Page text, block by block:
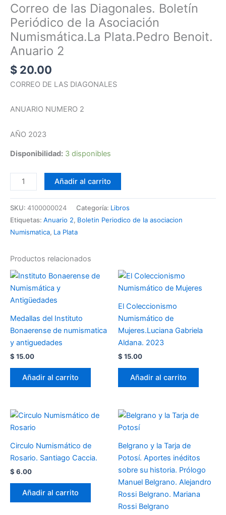
Correo de las Diagonales. Boletín
Periódico de la Asociación
Numismática.La Plata.Pedro Benoit.
Anuario 2
$ 20.00
CORREO DE LAS DIAGONALES
ANUARIO NUMERO 2
AÑO 2023
Disponibilidad: 3 disponibles
Añadir al carrito
SKU: 4100000024 Categoría: Libros
Etiquetas: Anuario 2, Boletin Periodico de la asociacion
Numismatica, La Plata
Productos relacionados
Medallas del Instituto
Bonaerense de numismatica
y antiguedades
$ 15.00
Añadir al carrito
El Coleccionismo
Numismático de
Mujeres.Luciana Gabriela
Aldana. 2023
$ 15.00
Añadir al carrito
Circulo Numismático de
Rosario. Santiago Caccia.
$ 6.00
Añadir al carrito
Belgrano y la Tarja de
Potosí. Aportes inéditos
sobre su historia. Prólogo
Manuel Belgrano. Alejandro
Rossi Belgrano. Mariana
Rossi Belgrano